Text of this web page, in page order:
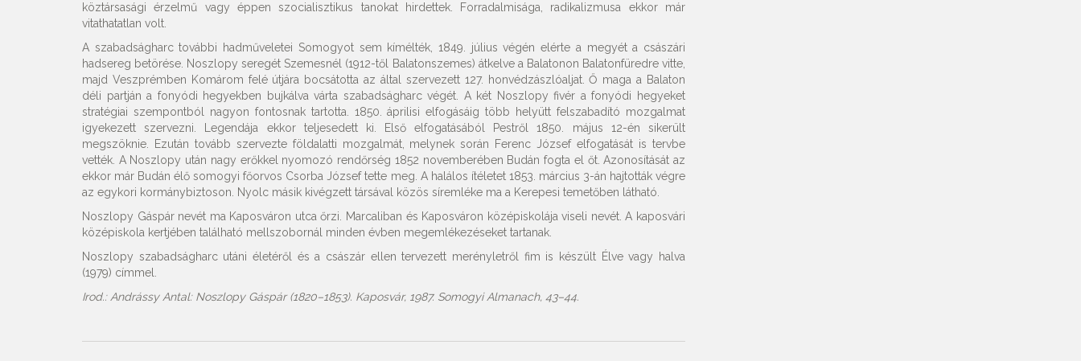
köztársasági érzelmű vagy éppen szocialisztikus tanokat hirdettek. Forradalmisága, radikalizmusa ekkor már
vitathatatlan volt.
A szabadságharc további hadműveletei Somogyot sem kímélték, 1849. július végén elérte a megyét a császári
hadsereg betörése. Noszlopy seregét Szemesnél (1912-től Balatonszemes) átkelve a Balatonon Balatonfüredre vitte,
majd Veszprémben Komárom felé útjára bocsátotta az által szervezett 127. honvédzászlóaljat. Ő maga a Balaton
déli partján a fonyódi hegyekben bujkálva várta szabadságharc végét. A két Noszlopy fivér a fonyódi hegyeket
stratégiai szempontból nagyon fontosnak tartotta. 1850. áprilisi elfogásáig több helyütt felszabadító mozgalmat
igyekezett szervezni. Legendája ekkor teljesedett ki. Első elfogatásából Pestről 1850. május 12-én sikerült
megszöknie. Ezután tovább szervezte földalatti mozgalmát, melynek során Ferenc József elfogatását is tervbe
vették. A Noszlopy után nagy erőkkel nyomozó rendőrség 1852 novemberében Budán fogta el őt. Azonosítását az
ekkor már Budán élő somogyi főorvos Csorba József tette meg. A halálos ítéletet 1853. március 3-án hajtották végre
az egykori kormánybiztoson. Nyolc másik kivégzett társával közös síremléke ma a Kerepesi temetőben látható.
Noszlopy Gáspár nevét ma Kaposváron utca őrzi. Marcaliban és Kaposváron középiskolája viseli nevét. A kaposvári
középiskola kertjében található mellszobornál minden évben megemlékezéseket tartanak.
Noszlopy szabadságharc utáni életéről és a császár ellen tervezett merényletről fim is készült Élve vagy halva
(1979) címmel.
Irod.: Andrássy Antal: Noszlopy Gáspár (1820–1853). Kaposvár, 1987. Somogyi Almanach, 43–44.